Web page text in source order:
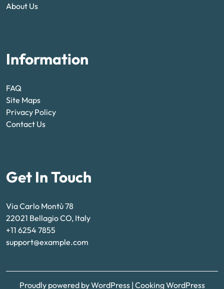
About Us
Information
FAQ
Site Maps
Privacy Policy
Contact Us
Get In Touch
Via Carlo Montù 78
22021 Bellagio CO, Italy
+11 6254 7855
support@example.com
Proudly powered by WordPress | Cooking WordPress